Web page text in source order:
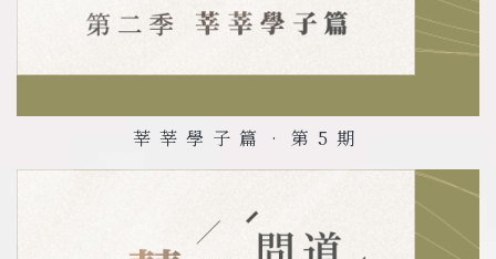
莘莘學子篇•第 5 期